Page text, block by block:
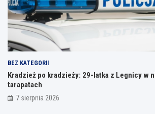
BEZ KATEGORII
Kradzież po kradzieży: 29-latka z Legnicy w
tarapatach
7 sierpnia 2026